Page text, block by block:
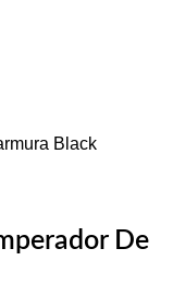
Black
De